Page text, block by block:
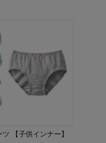
【子供インナー】